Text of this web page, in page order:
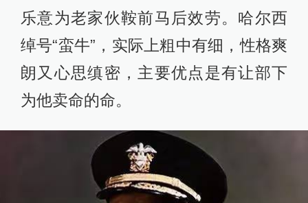
乐意为老家伙鞍前马后效劳。哈尔西
绰号“蛮牛”，实际上粗中有细，性格爽
朗又心思缜密，主要优点是有让部下
为他卖命的命。